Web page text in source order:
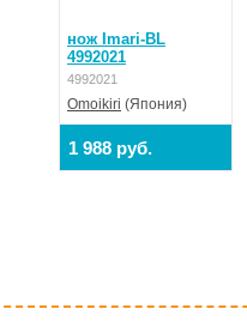
нож Imari-BL
4992021
4992021
Omoikiri (Япония)
1 988 руб.